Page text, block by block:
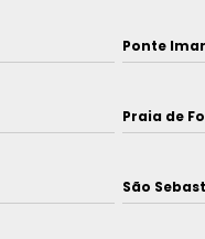
Ponte
Praia de
São